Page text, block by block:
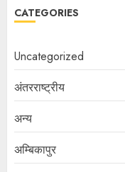
CATEGORIES
Uncategorized
अंतरराष्ट्रीय
अन्य
अम्बिकापुर